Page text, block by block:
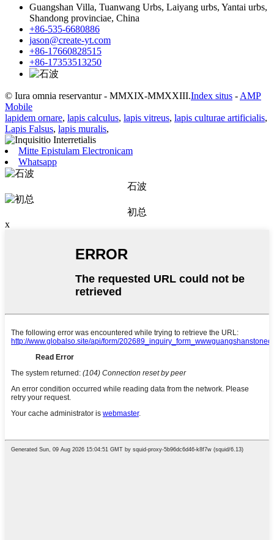
Guangshan Villa, Tuanwang Urbs, Laiyang urbs, Yantai urbs,
Shandong provinciae, China
+86-535-6680886
jason@create-yt.com
+86-17660828515
+86-17353513250
© Iura omnia reservantur - MMXIX-MMXXIII.Index situs -AMP
Mobile
lapidem ornare, lapis calculus, lapis vitreus, lapis culturae artificialis,
Lapis Falsus, lapis muralis,
Mitte Epistulam Electronicam
Whatsapp
石波
初总
x